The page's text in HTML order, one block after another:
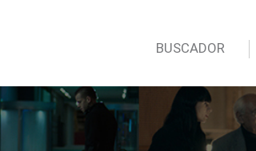
BUSCADOR